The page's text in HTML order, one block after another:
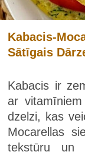
Kabacis-
Sātīgais
Kabacis ir
ar
dzelzi, kas
Mocarellas
tekstūru un